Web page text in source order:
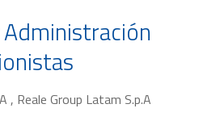
, Reale Group Latam S.p.A